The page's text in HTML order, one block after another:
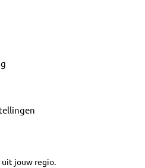
uit jouw regio.